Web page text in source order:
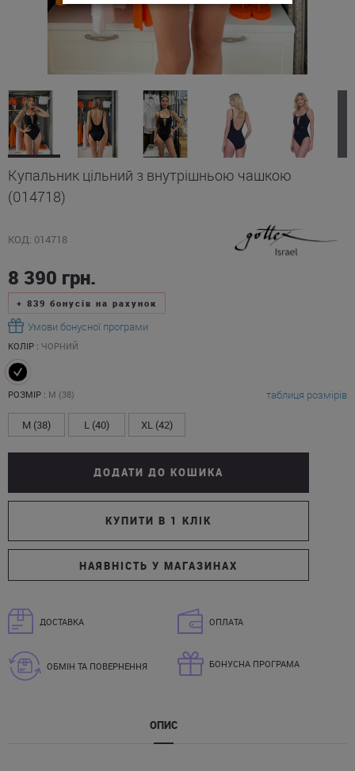
Купальник цільний з внутрішньою чашкою
(014718)
КОД: 014718
8 390 грн.
+ 839 бонусів на рахунок
Умови бонусної програми
КОЛІР : ЧОРНИЙ
РОЗМІР : M (38) таблиця розмірів
M (38) L (40) XL (42)
ДОДАТИ ДО КОШИКА
КУПИТИ В 1 КЛІК
НАЯВНІСТЬ У МАГАЗИНАХ
ДОСТАВКА ОПЛАТА
ОБМІН ТА ПОВЕРНЕННЯ БОНУСНА ПРОГРАМА
ОПИС